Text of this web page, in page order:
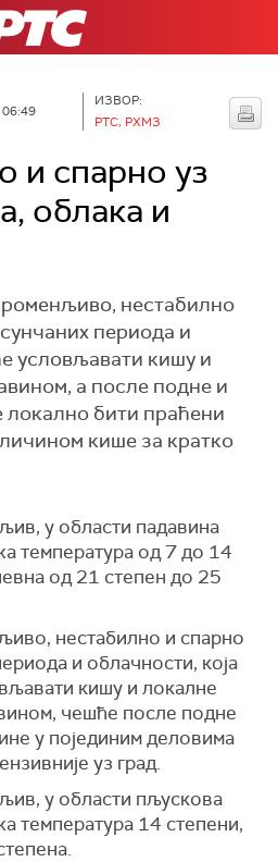
ИЗВОР:
РТС, РХМЗ
и спарно уз
облака и
нестабилно
периода и
условљавати кишу и
а после подне и
локално бити праћени
кише за кратко
у области падавина
температура од 7 до 14
од 21 степен до 25
нестабилно и спарно
и облачности, која
кишу и локалне
чешће после подне
у појединим деловима
уз град.
у области пљускова
температура 14 степени,